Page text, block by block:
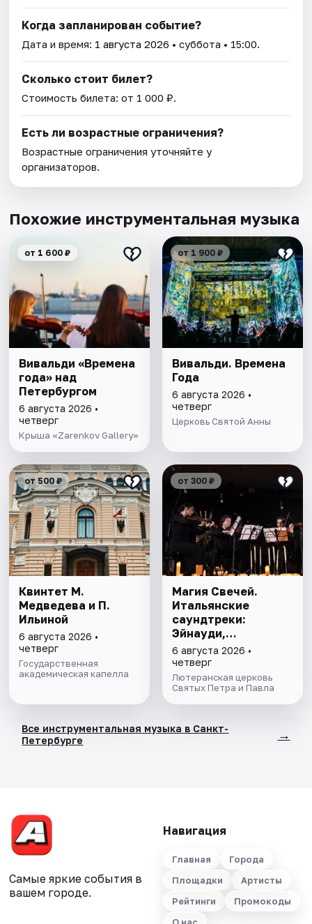
Когда запланирован событие?
Дата и время: 1 августа 2026 • суббота • 15:00.
Сколько стоит билет?
Стоимость билета: от 1 000 ₽.
Есть ли возрастные ограничения?
Возрастные ограничения уточняйте у
организаторов.
Похожие инструментальная музыка
от 1 600 ₽
Вивальди «Времена
года» над
Петербургом
6 августа 2026 •
четверг
Крыша «Zarenkov Gallery»
от 1 900 ₽
Вивальди. Времена
Года
6 августа 2026 •
четверг
Церковь Святой Анны
от 500 ₽
Квинтет М.
Медведева и П.
Ильиной
6 августа 2026 •
четверг
Государственная
академическая капелла
от 300 ₽
Магия Свечей.
Итальянские
саундтреки:
Эйнауди,
Морриконе, Рота
6 августа 2026 •
четверг
Лютеранская церковь
Святых Петра и Павла
Все инструментальная музыка в Санкт-
Петербурге
→
Самые яркие события в
вашем городе.
Навигация
Главная
Города
Площадки
Артисты
Рейтинги
Промокоды